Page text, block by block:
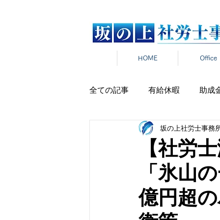
HOME Office
全ての記事 有給休暇 助成
労働時間 雇用契約
新卒 報道
セクハラ
【社労
「氷山
億円超
坂の上社労士事務